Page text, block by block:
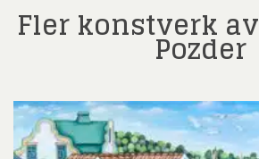
Fler konstverk
Pozder